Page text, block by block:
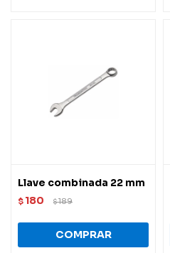
Llave combinada 22 mm
$ 180 $189